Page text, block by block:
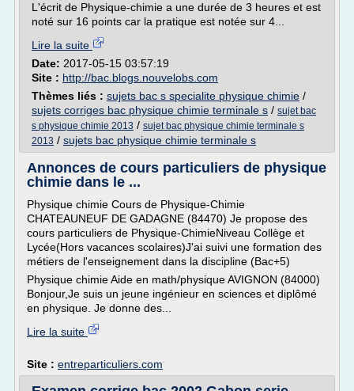
L'écrit de Physique-chimie a une durée de 3 heures et est
noté sur 16 points car la pratique est notée sur 4...
Lire la suite
Date: 2017-05-15 03:57:19
Site : http://bac.blogs.nouvelobs.com
Thèmes liés : sujets bac s specialite physique chimie /
sujets corriges bac physique chimie terminale s / sujet bac
s physique chimie 2013 / sujet bac physique chimie terminale s
2013 / sujets bac physique chimie terminale s
Annonces de cours particuliers de physique
chimie dans le ...
Physique chimie Cours de Physique-Chimie
CHATEAUNEUF DE GADAGNE (84470) Je propose des
cours particuliers de Physique-ChimieNiveau Collège et
Lycée(Hors vacances scolaires)J'ai suivi une formation des
métiers de l'enseignement dans la discipline (Bac+5)
Physique chimie Aide en math/physique AVIGNON (84000)
Bonjour,Je suis un jeune ingénieur en sciences et diplômé
en physique. Je donne des...
Lire la suite
Site : entreparticuliers.com